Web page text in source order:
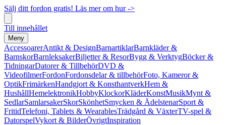
Sälj ditt fordon gratis! Läs mer om hur ->
Till innehållet
Meny
AccessoarerAntikt & DesignBarnartiklarBarnkläder &
BarnskorBarnleksakerBiljetter & ResorBygg & VerktygBöcker &
TidningarDatorer & TillbehörDVD &
VideofilmerFordonFordonsdelar & tillbehörFoto, Kameror &
OptikFrimärkenHandgjort & KonsthantverkHem &
HushållHemelektronikHobbyKlockorKläderKonstMusikMynt &
SedlarSamlarsakerSkorSkönhetSmycken & ÄdelstenarSport &
FritidTelefoni, Tablets & WearablesTrädgård & VäxterTV-spel &
DatorspelVykort & BilderÖvrigtInspiration